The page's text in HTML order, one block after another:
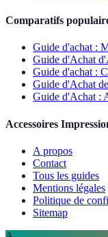
Comparatifs
Guide d'achat :
Guide d'Achat
Guide d'achat :
Guide d'Achat
Guide d'Achat :
Accessoires
A propos
Contact
Tous les guides
Mentions légales
Politique de
Sitemap